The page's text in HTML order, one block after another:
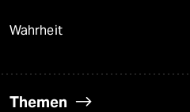
Wahrheit
Themen